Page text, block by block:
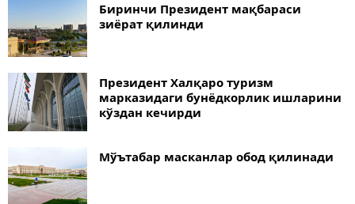
Биринчи Президент мақбараси
зиёрат қилинди
Президент Халқаро туризм
марказидаги бунёдкорлик ишларини
кўздан кечирди
Мўътабар масканлар обод қилинади